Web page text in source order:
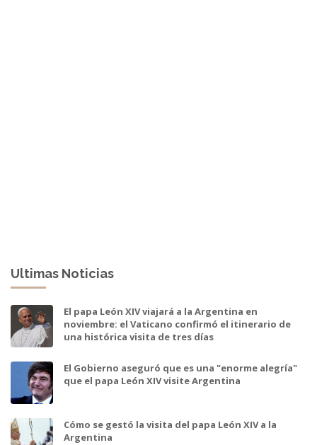
Ultimas Noticias
El papa León XIV viajará a la Argentina en
noviembre: el Vaticano confirmó el itinerario de
una histórica visita de tres días
El Gobierno aseguró que es una "enorme alegría"
que el papa León XIV visite Argentina
Cómo se gestó la visita del papa León XIV a la
Argentina